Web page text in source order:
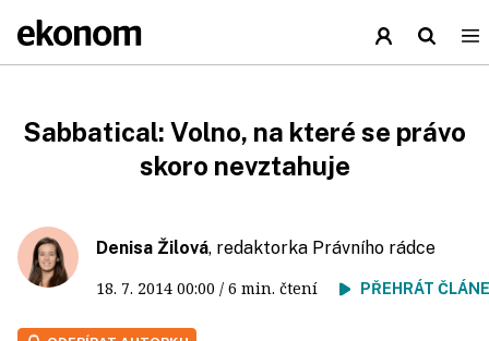
Sabbatical: Volno, na které se právo
skoro nevztahuje
Denisa Žilová, redaktorka Právního rádce
18. 7. 2014 00:00 / 6 min. čtení PŘEHRÁT